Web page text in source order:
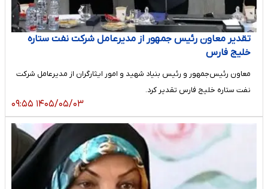
تقدیر معاون رئیس جمهور از مدیرعامل شرکت نفت ستاره
خلیج فارس
معاون رئیس‌جمهور و رئیس بنیاد شهید و امور ایثارگران از مدیرعامل شرکت
نفت ستاره خلیج فارس تقدیر کرد.
۱۴۰۵/۰۵/۰۳ ۰۹:۵۵